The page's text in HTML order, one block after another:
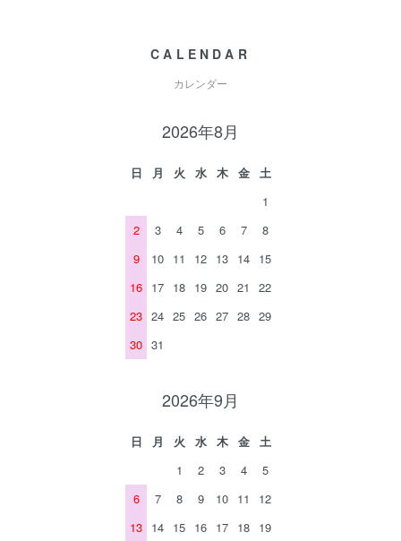
CALENDAR
カレンダー
2026年8月
日 月 火 水 木 金
土
1
2
3 4 5 6 7
8
9
10 11 12 13 14 15
16 17 18 19 20 21
22
23 24 25 26 27 28 29
30 31
2026年9月
日 月 火 水 木 金
土
1
2 3 4
5
6
7 8 9 10 11
12
13 14 15 16 17 18 19